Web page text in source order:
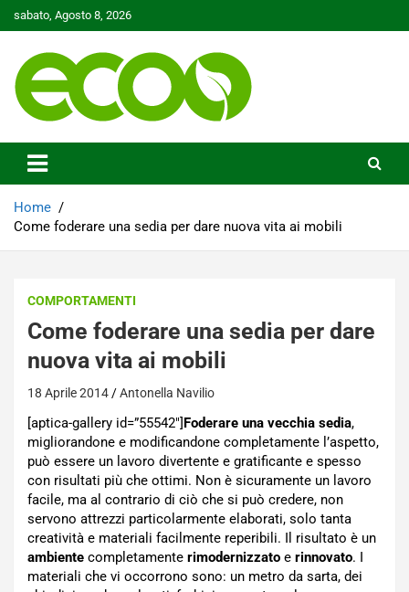
to
sabato, Agosto 8, 2026
Ecoo.it
Home
Come foderare una sedia per dare nuova vita ai mobili
COMPORTAMENTI
Come foderare una sedia per dare
nuova vita ai mobili
18 Aprile 2014 Antonella Navilio
[aptica-gallery id=”55542″]Foderare una vecchia sedia,
migliorandone e modificandone completamente l’aspetto,
può essere un lavoro divertente e gratificante e spesso
con risultati più che ottimi. Non è sicuramente un lavoro
facile, ma al contrario di ciò che si può credere, non
servono attrezzi particolarmente elaborati, solo tanta
creatività e materiali facilmente reperibili. Il risultato è un
ambiente completamente rimodernizzato e rinnovato. I
materiali che vi occorrono sono: un metro da sarta, dei